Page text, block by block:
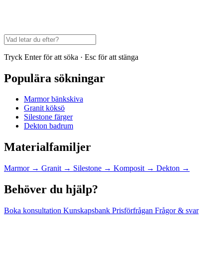
Tryck Enter för att söka · Esc för att stänga
Populära sökningar
Marmor bänkskiva
Granit köksö
Silestone färger
Dekton badrum
Materialfamiljer
Marmor → Granit → Silestone → Komposit → Dekton →
Behöver du hjälp?
Boka konsultation Kunskapsbank Prisförfrågan Frågor & svar